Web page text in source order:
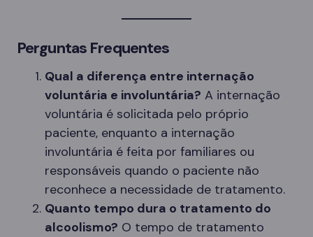
Perguntas Frequentes
Qual a diferença entre internação
voluntária e involuntária? A internação
voluntária é solicitada pelo próprio
paciente, enquanto a internação
involuntária é feita por familiares ou
responsáveis quando o paciente não
reconhece a necessidade de tratamento.
Quanto tempo dura o tratamento do
alcoolismo? O tempo de tratamento